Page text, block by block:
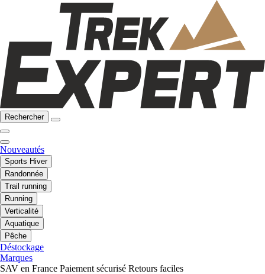
Rechercher
Nouveautés
Sports Hiver
Randonnée
Trail running
Running
Verticalité
Aquatique
Pêche
Déstockage
Marques
SAV en France Paiement sécurisé Retours faciles